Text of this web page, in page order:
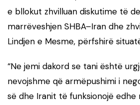
e bllokut zhvilluan diskutime të
marrëveshjen SHBA–Iran dhe
Lindjen e Mesme, përfshirë
“Ne jemi dakord se tani është
nevojshme që armëpushimi i
së dhe Iranit të funksionojë edhe